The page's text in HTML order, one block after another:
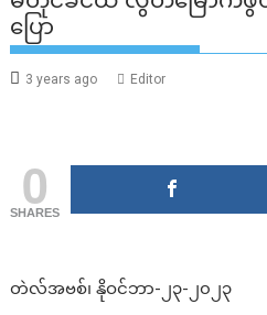
ပြော
3 years ago Editor
0
SHARES
တဲလ်အဗစ်၊ နိုဝင်ဘာ-၂၃-၂၀၂၃